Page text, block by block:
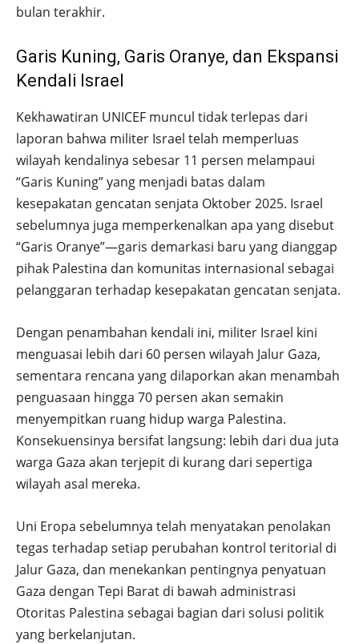
bulan terakhir.
Garis Kuning, Garis Oranye, dan Ekspansi
Kendali Israel
Kekhawatiran UNICEF muncul tidak terlepas dari
laporan bahwa militer Israel telah memperluas
wilayah kendalinya sebesar 11 persen melampaui
“Garis Kuning” yang menjadi batas dalam
kesepakatan gencatan senjata Oktober 2025. Israel
sebelumnya juga memperkenalkan apa yang disebut
“Garis Oranye”—garis demarkasi baru yang dianggap
pihak Palestina dan komunitas internasional sebagai
pelanggaran terhadap kesepakatan gencatan senjata.
Dengan penambahan kendali ini, militer Israel kini
menguasai lebih dari 60 persen wilayah Jalur Gaza,
sementara rencana yang dilaporkan akan menambah
penguasaan hingga 70 persen akan semakin
menyempitkan ruang hidup warga Palestina.
Konsekuensinya bersifat langsung: lebih dari dua juta
warga Gaza akan terjepit di kurang dari sepertiga
wilayah asal mereka.
Uni Eropa sebelumnya telah menyatakan penolakan
tegas terhadap setiap perubahan kontrol teritorial di
Jalur Gaza, dan menekankan pentingnya penyatuan
Gaza dengan Tepi Barat di bawah administrasi
Otoritas Palestina sebagai bagian dari solusi politik
yang berkelanjutan.